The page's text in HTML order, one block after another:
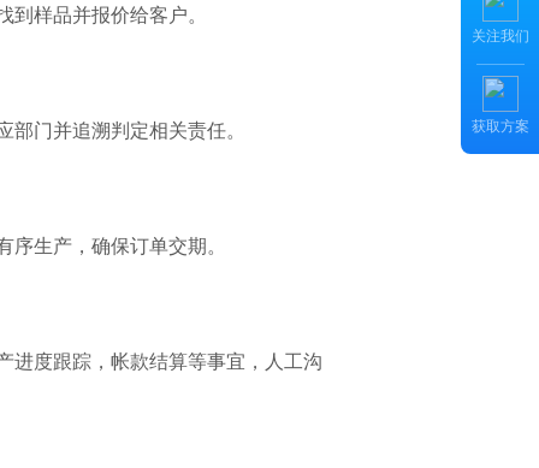
样品并报价给客户。
门并追溯判定相关责任。
生产，确保订单交期。
进度跟踪，帐款结算等事宜，人工沟
关注我们
获取方案